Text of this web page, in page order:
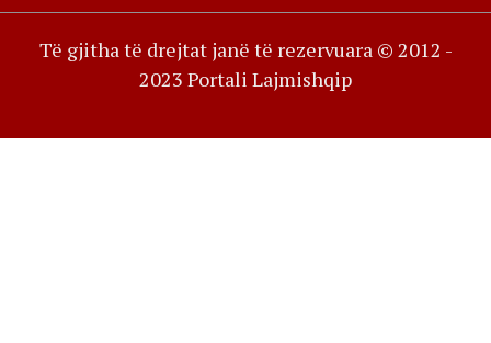
Të gjitha të drejtat janë të rezervuara © 2012 -
2023 Portali Lajmishqip